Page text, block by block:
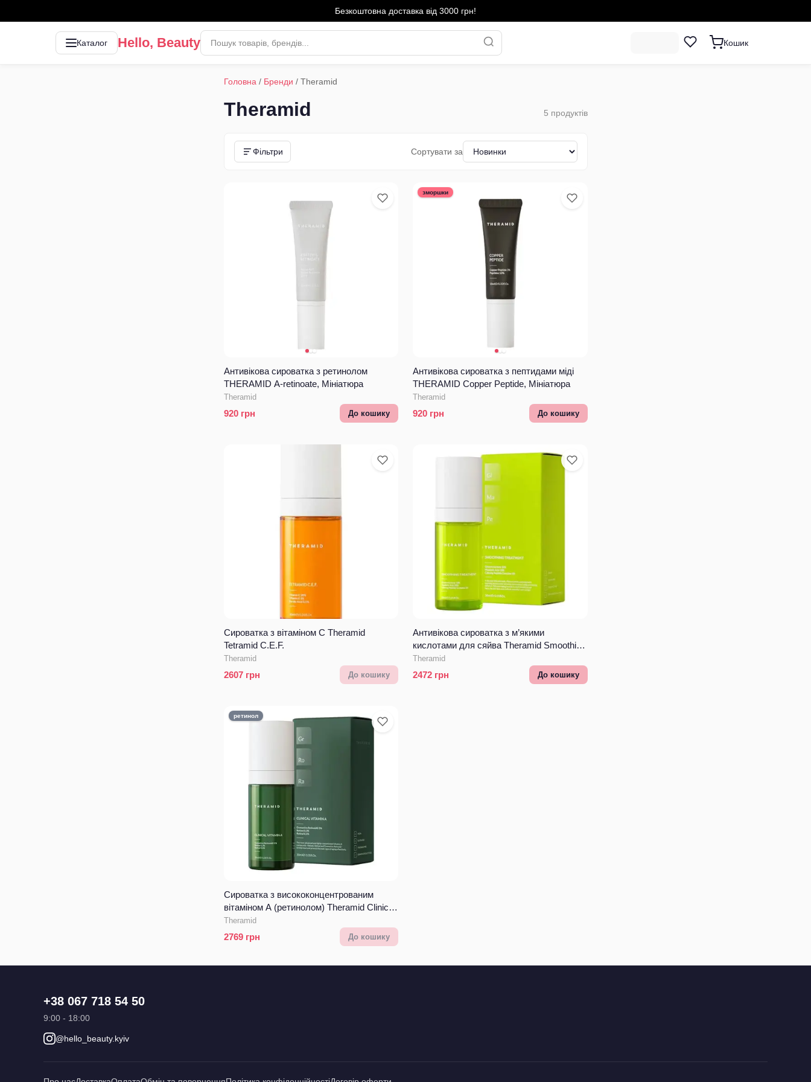
Безкоштовна доставка від 3000 грн!
Каталог Hello, Beauty Кошик
Головна / Бренди / Theramid
Theramid 5 продуктів
Фільтри Сортувати за
Антивікова сироватка з ретинолом
THERAMID A-retinoate, Мініатюра
Theramid
920грн До кошику
зморшки
Антивікова сироватка з пептидами міді
THERAMID Copper Peptide, Мініатюра
Theramid
920 грн До кошику
Сироватка з вітаміном С Theramid
Tetramid C.E.F.
Theramid
2607грн До кошику
Антивікова сироватка з м’якими
кислотами для сяйва Theramid Smoothing
Treatment
Theramid
2472 грн До кошику
ретинол
Сироватка з висококонцентрованим
вітаміном А (ретинолом) Theramid Clinical
Vitamin A
Theramid
2769грн До кошику
+38 067 718 54 50
9:00 - 18:00
@hello_beauty.kyiv